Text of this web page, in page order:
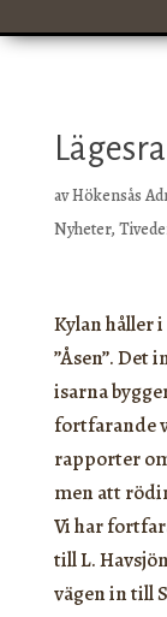
avHökensås
Nyheter,
Kylan håller
”Åsen”. Det
isarna
fortfarande
rapporter
men att
Vi har
till L.
vägen in till